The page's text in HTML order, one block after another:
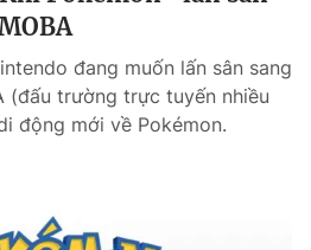
đang muốn lấn sân sang
(đấu trường trực tuyến nhiều
động mới về Pokémon.